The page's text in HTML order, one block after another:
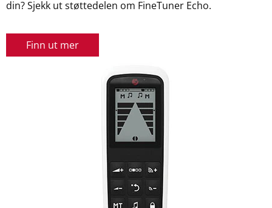
din? Sjekk ut støttedelen om FineTuner Echo.
Finn ut mer